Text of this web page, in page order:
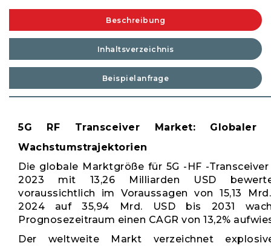
Beschreibung
Inhaltsverzeichnis
Beispielanfrage
5G RF Transceiver Market: Globaler
Wachstumstrajektorien
Die globale Marktgröße für 5G -HF -
2023 mit 13,26 Milliarden USD
voraussichtlich im Voraussagen von 15,13
2024 auf 35,94 Mrd. USD bis 2031
Prognosezeitraum einen CAGR von 13,2%
Der weltweite Markt verzeichnet